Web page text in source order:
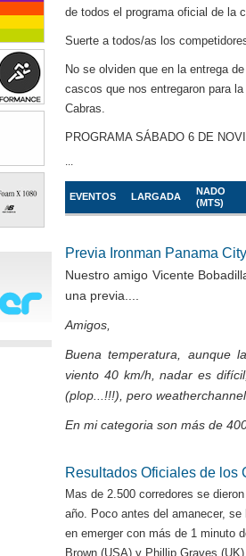
de todos el programa oficial de la
Suerte a todos/as los
No se olviden que en la entrega
cascos que nos entregaron para
Cabras.
PROGRAMA SÁBADO 6 DE
...
EVENTOS LARGADA
NADO
(MTS)
Previa Ironman Panama
Nuestro amigo Vicente
una previa....
Amigos,
Buena temperatura, aunque
viento 40 km/h, nadar es
(plop...!!!), pero
En mi categoria son más de
Resultados Oficiales de los
Mas de 2.500 corredores se
año. Poco antes del amanecer,
en emerger con más de 1 minuto
Brown (USA) y Phillip Graves